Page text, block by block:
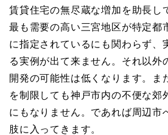
賃貸住宅の無尽蔵な増加を助長し
最も需要の高い三宮地区が特定都
に指定されているにも関わらず、
る実例が出て来ません。それ以外
開発の可能性は低くなります。ま
を制限しても神戸市内の不便な郊
にもなりません。であれば周辺市
肢に入ってきます。